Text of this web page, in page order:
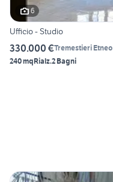
6
Ufficio - Studio
330.000 €Tremestieri Etneo
240 mqRialz.2 Bagni